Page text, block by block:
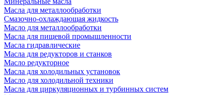
Масла для металлообработки
Смазочно-охлаждающая жидкость
Масло для металлообработки
Масла для пищевой промышленности
Масла гидравлические
Масла для редукторов и станков
Масло редукторное
Масла для холодильных установок
Масло для холодильной техники
Масла для циркуляционных и турбинных систем